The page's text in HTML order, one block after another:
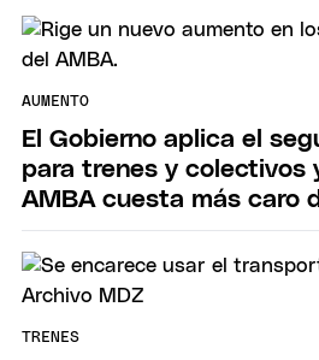
AUMENTO
El Gobierno aplica el
para trenes y colectivos
AMBA cuesta más caro
TRENES